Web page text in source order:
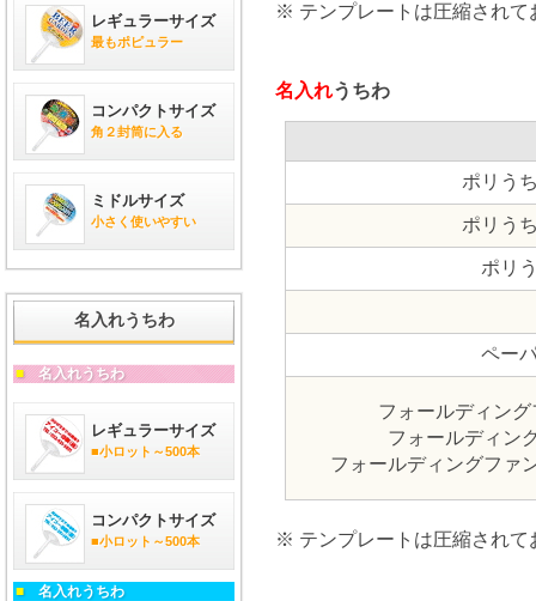
※ テンプレートは圧縮されて
名入れうちわ
ポリう
ポリう
ポリ
ペー
フォールディン
フォールディン
フォールディングファ
※ テンプレートは圧縮されて
レギュラーサイズ
最もポピュラー
コンパクトサイズ
角２封筒に入る
ミドルサイズ
小さく使いやすい
名入れうちわ
■名入れうちわ
レギュラーサイズ
■小ロット～500本
コンパクトサイズ
■小ロット～500本
■名入れうちわ